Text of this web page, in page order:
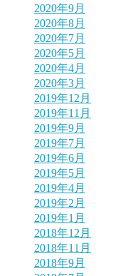
2020年9月
2020年8月
2020年7月
2020年5月
2020年4月
2020年3月
2019年12月
2019年11月
2019年9月
2019年7月
2019年6月
2019年5月
2019年4月
2019年2月
2019年1月
2018年12月
2018年11月
2018年9月